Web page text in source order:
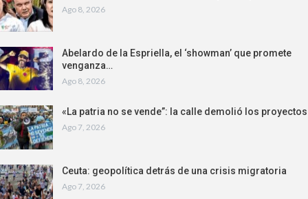
Ago 8, 2026
Abelardo de la Espriella, el ‘showman’ que promete
venganza…
Ago 8, 2026
«La patria no se vende”: la calle demolió los
Ago 7, 2026
Ceuta: geopolítica detrás de una crisis migratoria
Ago 7, 2026